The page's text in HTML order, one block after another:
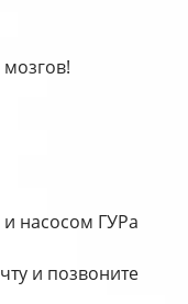
насосом ГУРа
и позвоните